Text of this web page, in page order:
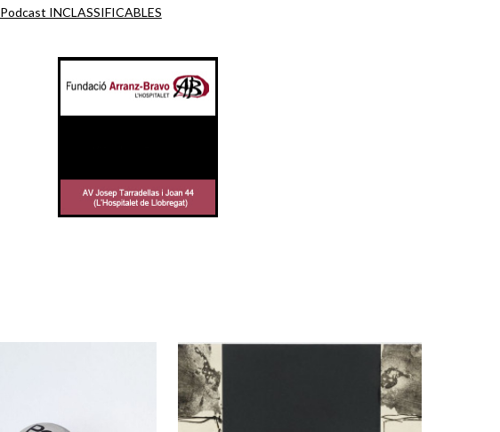
Podcast INCLASSIFICABLES